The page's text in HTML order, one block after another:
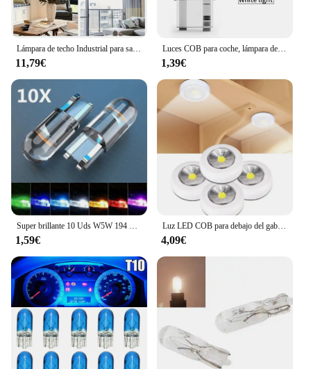
Lámpara de techo Industrial para sala de estar, iluminación colgante de 3 vías, color negro, Estilo Vintage, E27
11,79€
Luces COB para coche, lámpara de lectura de cúpula, color blanco, 6000K, 3000K, amarillo, T10, W5W, 24V, camión, RV, piezas interiores, 2/10X
1,39€
Super brillante 10 Uds W5W 194 T10 carcasa de cristal LED Cob bombilla de coche 6000K blanco verde azul rojo cuña lámpara de matrícula luz de techo
1,59€
Luz LED COB para debajo del gabinete con pegatina adhesiva, luz nocturna inalámbrica, lámpara de pared para el hogar, funciona con pilas AAA, lámpara para armario
4,09€